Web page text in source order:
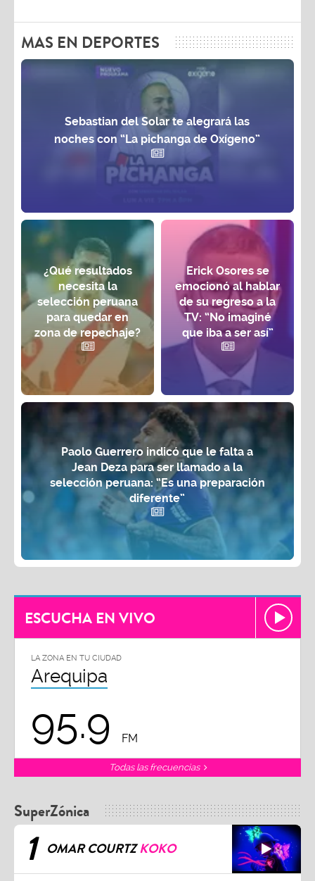
MAS EN DEPORTES
Sebastian del Solar te alegrará las
noches con “La pichanga de Oxígeno”
¿Qué resultados
necesita la
selección peruana
para quedar en
zona de repechaje?
Erick Osores se
emocionó al hablar
de su regreso a la
TV: “No imaginé
que iba a ser así”
Paolo Guerrero indicó que le falta a
Jean Deza para ser llamado a la
selección peruana: “Es una preparación
diferente”
ESCUCHA EN VIVO
LA ZONA EN TU CIUDAD
Arequipa
95.9 FM
Todas las frecuencias
SuperZónica
1 OMAR COURTZKOKO